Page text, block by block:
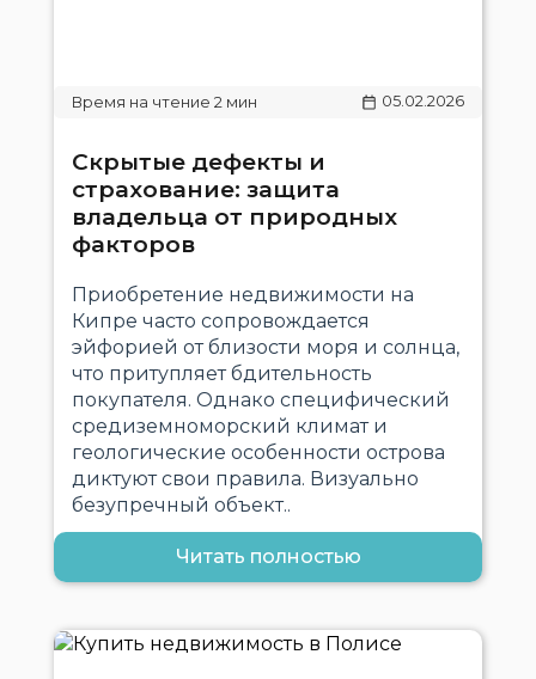
05.02.2026
Скрытые дефекты и
страхование: защита
владельца от природных
факторов
Приобретение недвижимости на
Кипре часто сопровождается
эйфорией от близости моря и солнца,
что притупляет бдительность
покупателя. Однако специфический
средиземноморский климат и
геологические особенности острова
диктуют свои правила. Визуально
безупречный объект..
Читать полностью